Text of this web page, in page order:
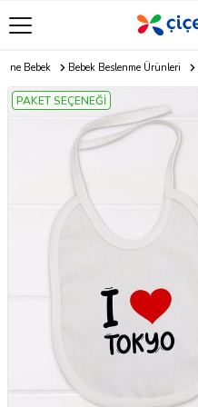
Bebek Bebek Beslenme Ürünleri
PAKET SEÇENEĞİ